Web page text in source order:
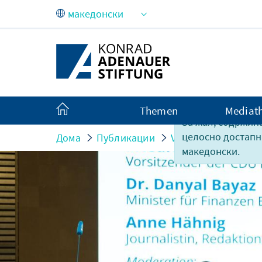
Skip to Main Content
За жал,
целосно
македонски.
Themen
Дома Публикации